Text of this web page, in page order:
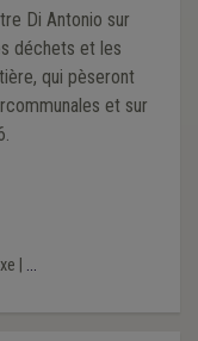
Di Antonio sur
déchets et les
qui pèseront
et sur
...